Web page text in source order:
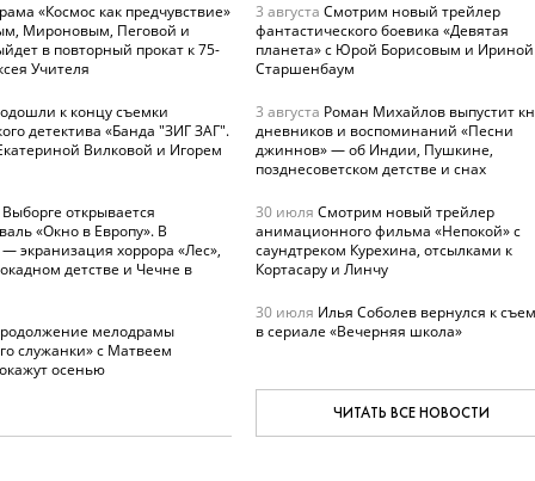
«Космос как предчувствие»
Мироновым, Пеговой и
в повторный прокат к 75-
Учителя
к концу съемки
детектива «Банда "ЗИГ ЗАГ".
Вилковой и Игорем
открывается
«Окно в Европу». В
экранизация хоррора «Лес»,
детстве и Чечне в
мелодрамы
служанки» с Матвеем
осенью
3 августа Смотрим новый трейлер
фантастического боевика «Девятая
планета» с Юрой Борисовым и Ириной
Старшенбаум
3 августа Роман Михайлов выпустит
дневников и воспоминаний «Песни
джиннов» — об Индии, Пушкине,
позднесоветском детстве и снах
30 июля Смотрим новый трейлер
анимационного фильма «Непокой» с
саундтреком Курехина, отсылками к
Кортасару и Линчу
30 июля Илья Соболев вернулся к
в сериале «Вечерняя школа»
ЧИТАТЬ ВСЕ НОВОСТИ